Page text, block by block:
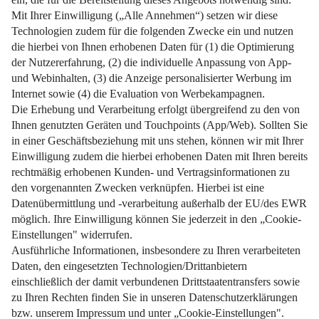
Weiterlesen
Impressum Datenschutz Nutzungsbedingungen
Pflichtinformationen AGB Über uns Bildquellen
Barrierefreiheit Widerrufsformular
Cookie-Einstellungen